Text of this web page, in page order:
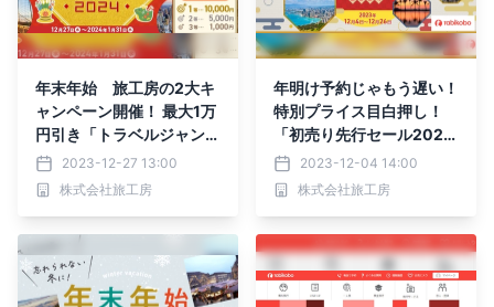
年末年始 旅工房の2大キ
ャンペーン開催！ 最大1万
円引き「トラベルジャンボ
くじ」と 「初売りセール2
024」12月27日販売開
始！
2023-12-27 13:00
株式会社旅工房
年明け予約じゃもう遅い！
特別プライス目白押し！
「初売り先行セール202
4」を開始！
2023-12-04 14:00
株式会社旅工房